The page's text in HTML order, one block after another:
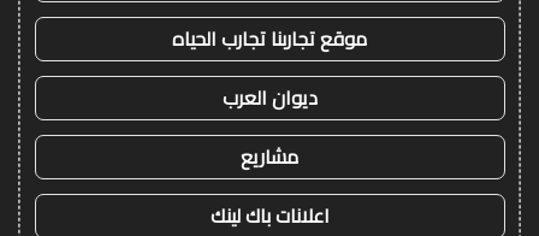
موقع تجاربنا تجارب الحياه
ديوان العرب
مشاريع
اعلانات باك لينك